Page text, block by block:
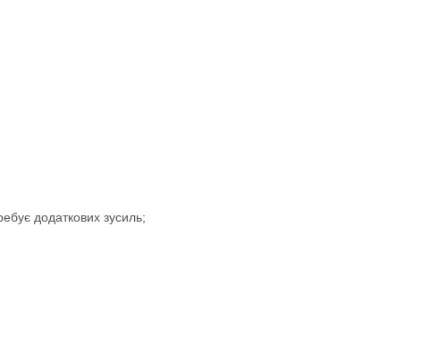
додаткових зусиль;